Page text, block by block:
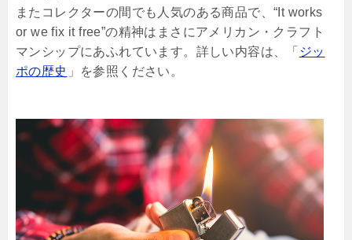
またコレクターの間でも人気のある商品で、“It works
or we fix it free”の精神はまさにアメリカン・クラフト
マンシップにあふれています。詳しい内容は、「 ジッ
ポの歴史 」を参照ください。